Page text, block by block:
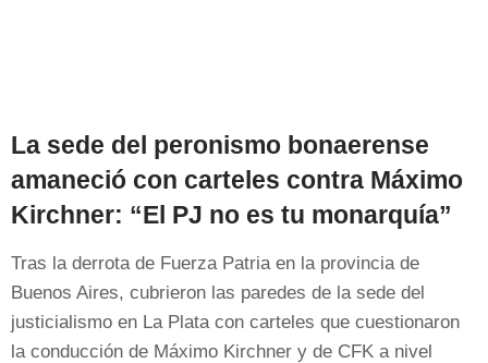
La sede del peronismo bonaerense
amaneció con carteles contra Máximo
Kirchner: “El PJ no es tu monarquía”
Tras la derrota de Fuerza Patria en la provincia de
Buenos Aires, cubrieron las paredes de la sede del
justicialismo en La Plata con carteles que cuestionaron
la conducción de Máximo Kirchner y de CFK a nivel